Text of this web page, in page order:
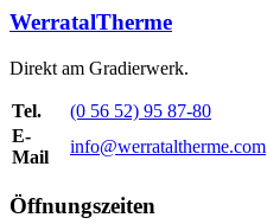
WerratalTherme
Direkt am Gradierwerk.
Tel.
(0 56 52) 95 87-80
E-
Mail
info@werrataltherme.com
Öffnungszeiten